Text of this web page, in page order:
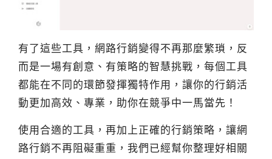
有了這些工具，網路行銷變得不再那麼繁瑣，反
而是一場有創意、有策略的智慧挑戰，每個工具
都能在不同的環節發揮獨特作用，讓你的行銷活
動更加高效、專業，助你在競爭中一馬當先！
使用合適的工具，再加上正確的行銷策略，讓網
路行銷不再阻礙重重，我們已經幫你整理好相關